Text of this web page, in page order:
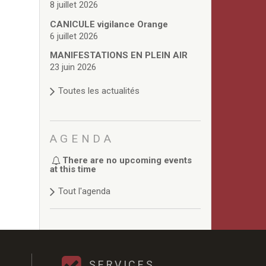
8 juillet 2026
CANICULE vigilance Orange
6 juillet 2026
MANIFESTATIONS EN PLEIN AIR
23 juin 2026
Toutes les actualités
AGENDA
There are no upcoming events
at this time
Tout l'agenda